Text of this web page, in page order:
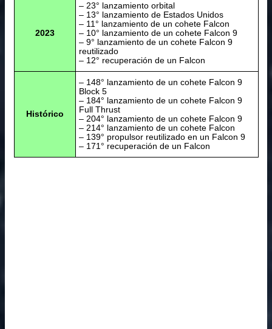
2023
– 23° lanzamiento orbital
– 13° lanzamiento de Estados Unidos
– 11° lanzamiento de un cohete Falcon
– 10° lanzamiento de un cohete Falcon 9
– 9° lanzamiento de un cohete Falcon 9
reutilizado
– 12° recuperación de un Falcon
Histórico
– 148° lanzamiento de un cohete Falcon 9
Block 5
– 184° lanzamiento de un cohete Falcon 9
Full Thrust
– 204° lanzamiento de un cohete Falcon 9
– 214° lanzamiento de un cohete Falcon
– 139° propulsor reutilizado en un Falcon 9
– 171° recuperación de un Falcon